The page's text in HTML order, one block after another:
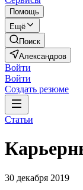
Помощь
Ещё
Поиск
Александров
Войти
Войти
Создать резюме
Статьи
30 декабря 2019